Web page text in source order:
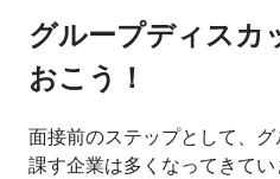
グループディスカ
おこう！
面接前のステップとして、
課す企業は多くなってきてい